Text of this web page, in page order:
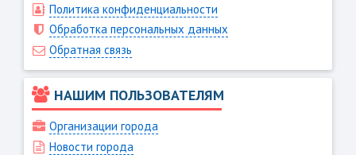
Политика конфиденциальности
Обработка персональных данных
Обратная связь
НАШИМ ПОЛЬЗОВАТЕЛЯМ
Организации города
Новости города